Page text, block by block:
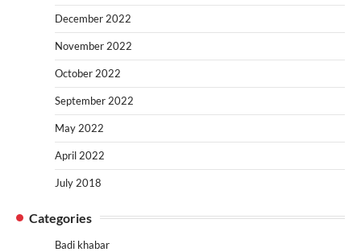
December 2022
November 2022
October 2022
September 2022
May 2022
April 2022
July 2018
Categories
Badi khabar